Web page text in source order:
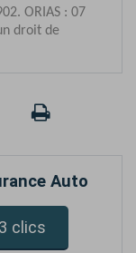
Auto
clics